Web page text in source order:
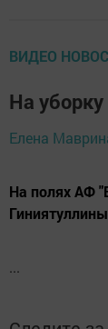
ВИДЕО
На
Елена
На полях АФ
...